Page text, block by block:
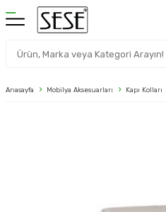
Anasayfa Mobilya Aksesuarları Kapı Kolları